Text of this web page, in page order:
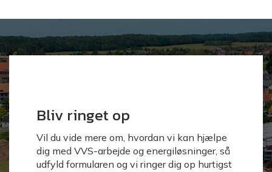
Bliv ringet op
Vil du vide mere om, hvordan vi kan hjælpe
dig med VVS-arbejde og energiløsninger, så
udfyld formularen og vi ringer dig op hurtigst